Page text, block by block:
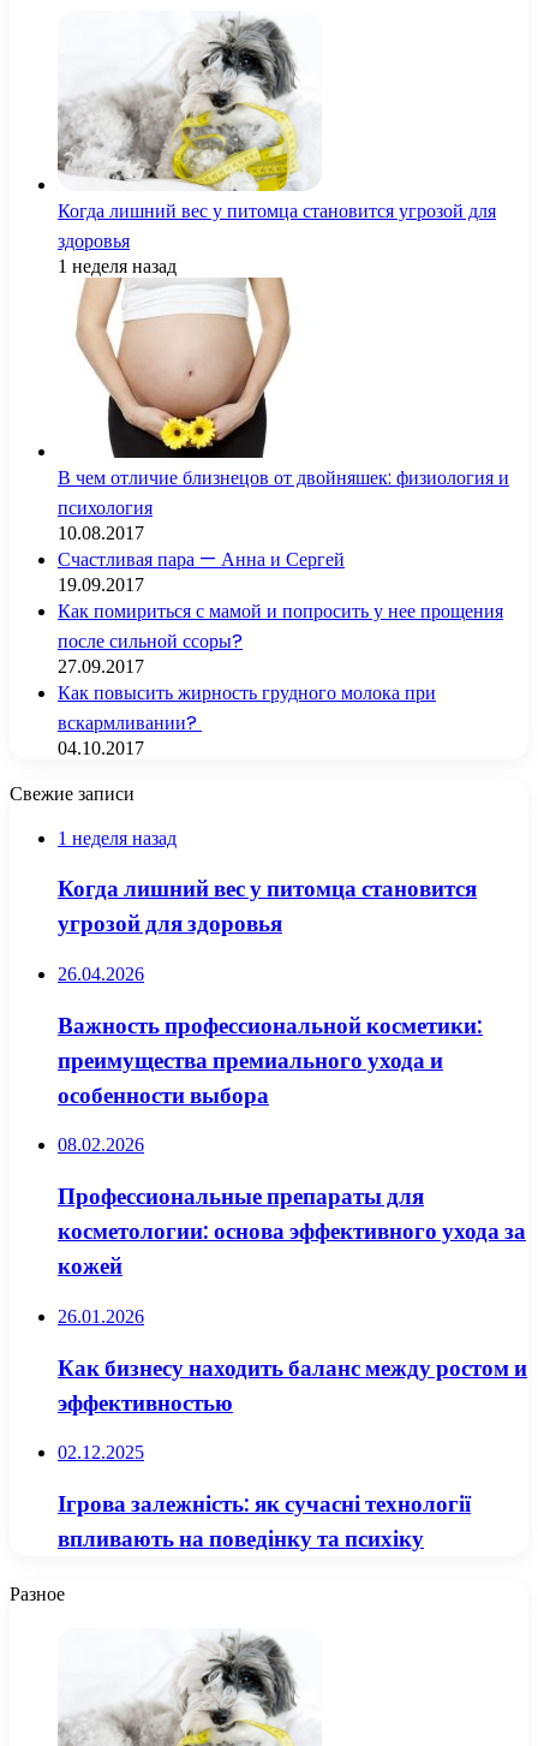
Когда лишний вес у питомца становится угрозой для
здоровья
1 неделя назад
В чем отличие близнецов от двойняшек: физиология и
психология
10.08.2017
Счастливая пара — Анна и Сергей
19.09.2017
Как помириться с мамой и попросить у нее прощения
после сильной ссоры?
27.09.2017
Как повысить жирность грудного молока при
вскармливании?
04.10.2017
Свежие записи
1 неделя назад
Когда лишний вес у питомца становится
угрозой для здоровья
26.04.2026
Важность профессиональной косметики:
преимущества премиального ухода и
особенности выбора
08.02.2026
Профессиональные препараты для
косметологии: основа эффективного ухода за
кожей
26.01.2026
Как бизнесу находить баланс между ростом и
эффективностью
02.12.2025
Ігрова залежність: як сучасні технології
впливають на поведінку та психіку
Разное